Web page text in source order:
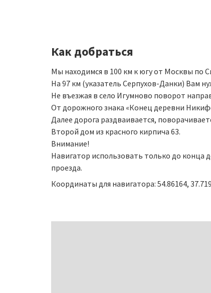
Как добраться
Мы находимся в 100 км к югу от Москвы по
На 97 км (указатель Серпухов-Данки) Вам
Не въезжая в село Игумново поворот
От дорожного знака «Конец деревни
Далее дорога раздваивается,
Второй дом из красного кирпича 63.
Внимание!
Навигатор использовать только до
проезда.
Координаты для навигатора: 54.86164,